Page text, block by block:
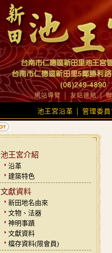
網站導覽 友站連結│
池王宮沿革 管理委員
池王宮介紹
沿革
建築特色
文獻資料
新田地名由來
文物、法器
神明事蹟
文獻資料
檔存資料(限會員)